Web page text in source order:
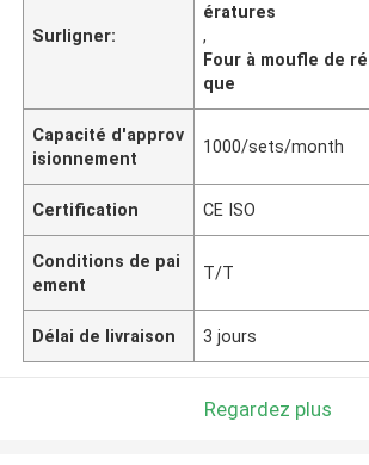
Surligner:
ératures
,
Four à moufle de
que
Capacité d'approv
isionnement
1000/sets/month
Certification CE ISO
Conditions de pai
ement
T/T
Délai de livraison 3 jours
Regardez plus